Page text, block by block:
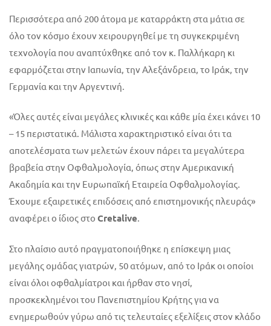
Περισσότερα από 200 άτομα με καταρράκτη στα μάτια σε
όλο τον κόσμο έχουν χειρουργηθεί με τη συγκεκριμένη
τεχνολογία που αναπτύχθηκε από τον κ. Παλλήκαρη κι
εφαρμόζεται στην Ιαπωνία, την Αλεξάνδρεια, το Ιράκ, την
Γερμανία και την Αργεντινή.
«Όλες αυτές είναι μεγάλες κλινικές και κάθε μία έχει κάνει 10
– 15 περιστατικά. Μάλιστα χαρακτηριστικό είναι ότι τα
αποτελέσματα των μελετών έχουν πάρει τα μεγαλύτερα
βραβεία στην Οφθαλμολογία, όπως στην Αμερικανική
Ακαδημία και την Ευρωπαϊκή Εταιρεία Οφθαλμολογίας.
Έχουμε εξαιρετικές επιδόσεις από επιστημονικής πλευράς»
αναφέρει ο ίδιος στο Cretalive.
Στο πλαίσιο αυτό πραγματοποιήθηκε η επίσκεψη μιας
μεγάλης ομάδας γιατρών, 50 ατόμων, από το Ιράκ οι οποίοι
είναι όλοι οφθαλμίατροι και ήρθαν στο νησί,
προσκεκλημένοι του Πανεπιστημίου Κρήτης για να
ενημερωθούν γύρω από τις τελευταίες εξελίξεις στον κλάδο